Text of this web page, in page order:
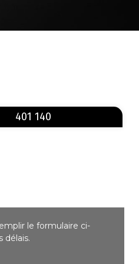
401 140
le formulaire ci-
délais.